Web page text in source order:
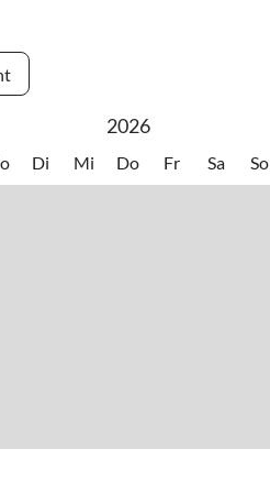
hindurch seinen Urlaub genießen.
2026
Di Mi Do Fr Sa So